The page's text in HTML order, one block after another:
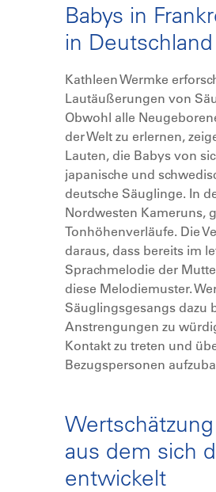
Babys in
in Deutschland
Kathleen Wermke
Lautäußerungen von
Obwohl alle
der Welt zu erlernen,
Lauten, die Babys von
japanische und
deutsche Säuglinge. In
Nordwesten Kameruns,
Tonhöhenverläufe. Die
daraus, dass bereits im
Sprachmelodie der
diese Melodiemuster.
Säuglingsgesangs dazu
Anstrengungen zu
Kontakt zu treten und
Bezugspersonen
aus dem sich
entwickelt